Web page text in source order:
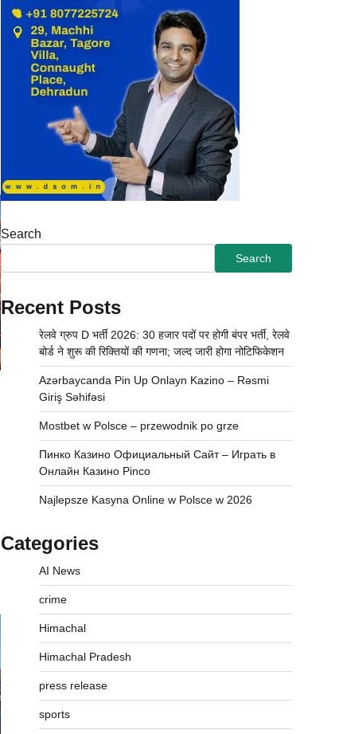
Search
Search
Recent Posts
रेलवे ग्रुप D भर्ती 2026: 30 हजार पदों पर होगी बंपर भर्ती, रेलवे
बोर्ड ने शुरू की रिक्तियों की गणना; जल्द जारी होगा नोटिफिकेशन
Azərbaycanda Pin Up Onlayn Kazino – Rəsmi
Giriş Səhifəsi
Mostbet w Polsce – przewodnik po grze
Пинко Казино Официальный Сайт – Играть в
Онлайн Казино Pinco
Najlepsze Kasyna Online w Polsce w 2026
Categories
AI News
crime
Himachal
Himachal Pradesh
press release
sports